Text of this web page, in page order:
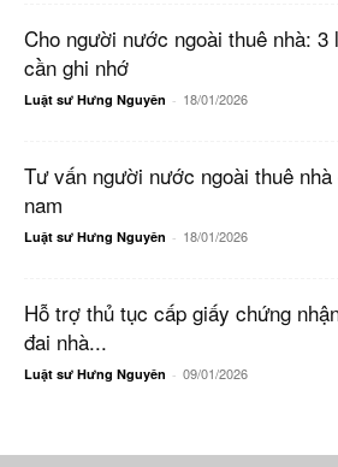
Cho người nước ngoài thuê nhà: 3
cần ghi nhớ
Luật sư Hưng Nguyên - 18/01/2026
Tư vấn người nước ngoài thuê
nam
Luật sư Hưng Nguyên - 18/01/2026
Hỗ trợ thủ tục cấp giấy chứng
đai nhà...
Luật sư Hưng Nguyên - 09/01/2026